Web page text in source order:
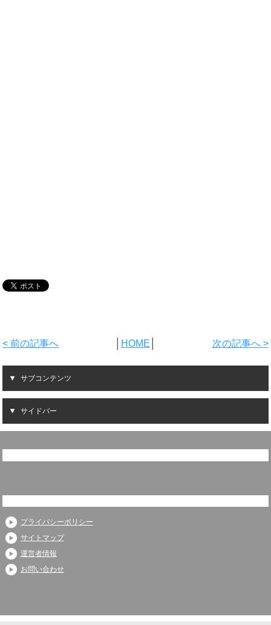
< 前の記事へ HOME 次の記事へ >
サブコンテンツ
サイドバー
プライバシーポリシー
サイトマップ
運営者情報
お問い合わせ